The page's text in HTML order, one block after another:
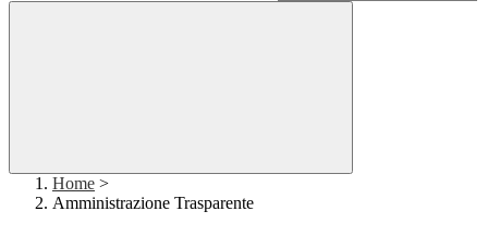
Home >
Amministrazione Trasparente